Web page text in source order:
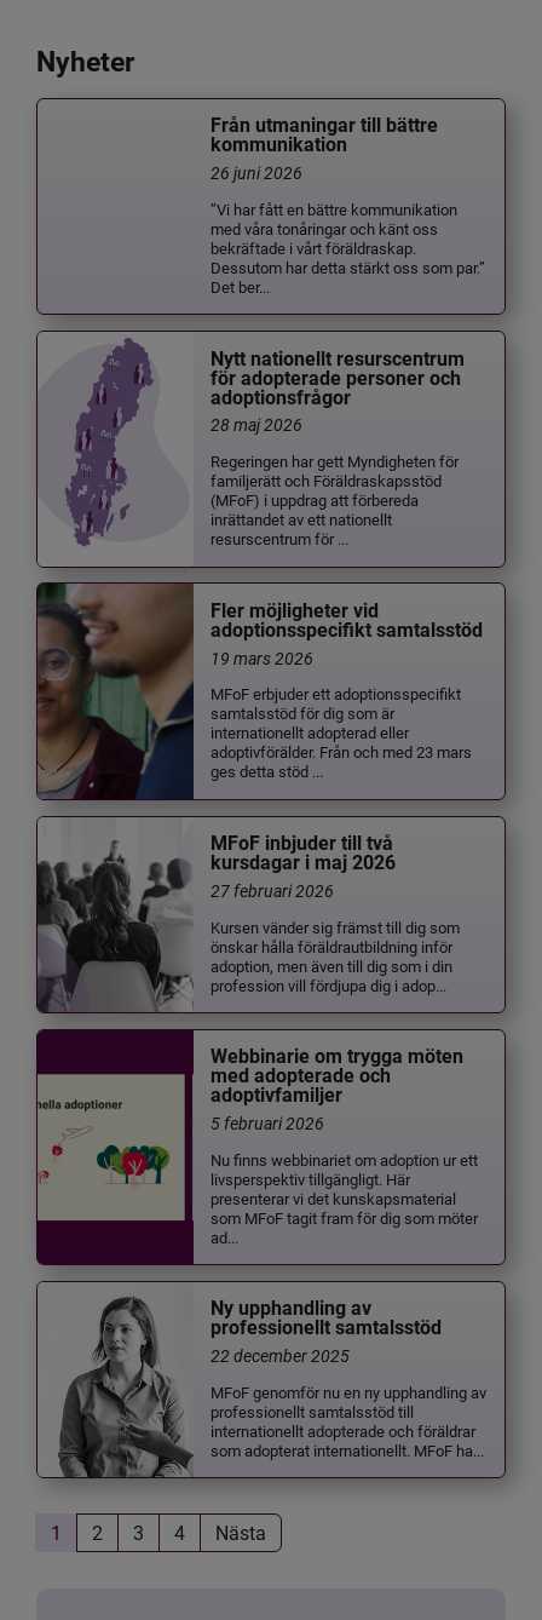
Nyheter
Från utmaningar till bättre
kommunikation
26 juni 2026
”Vi har fått en bättre kommunikation
med våra tonåringar och känt oss
bekräftade i vårt föräldraskap.
Dessutom har detta stärkt oss som par.”
Det ber...
Nytt nationellt resurscentrum
för adopterade personer och
adoptionsfrågor
28 maj 2026
Regeringen har gett Myndigheten för
familjerätt och Föräldraskapsstöd
(MFoF) i uppdrag att förbereda
inrättandet av ett nationellt
resurscentrum för ...
Fler möjligheter vid
adoptionsspecifikt samtalsstöd
19 mars 2026
MFoF erbjuder ett adoptionsspecifikt
samtalsstöd för dig som är
internationellt adopterad eller
adoptivförälder. Från och med 23 mars
ges detta stöd ...
MFoF inbjuder till två
kursdagar i maj 2026
27 februari 2026
Kursen vänder sig främst till dig som
önskar hålla föräldrautbildning inför
adoption, men även till dig som i din
profession vill fördjupa dig i adop...
Webbinarie om trygga möten
med adopterade och
adoptivfamiljer
5 februari 2026
Nu finns webbinariet om adoption ur ett
livsperspektiv tillgängligt. Här
presenterar vi det kunskapsmaterial
som MFoF tagit fram för dig som möter
ad...
Ny upphandling av
professionellt samtalsstöd
22 december 2025
MFoF genomför nu en ny upphandling av
professionellt samtalsstöd till
internationellt adopterade och föräldrar
som adopterat internationellt. MFoF ha...
1 2 3 4 Nästa